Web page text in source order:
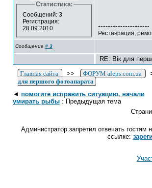
Статистика:
Сообщений: 3
Регистрация:
28.09.2010
---------------------
Реставрация,
Сообщение # 3
RE: Вік для
Главная сайта
>> ФОРУМ aleps.com.ua
для першого фотоапарата
◄ помогите исправить ситуацию, начали
умирать рыбы: Предыдущая тема
Администратор запретил отвечать
ссылке: